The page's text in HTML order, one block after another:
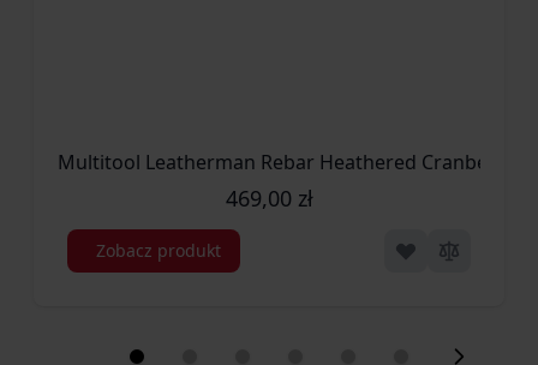
469,00 zł
Zobacz produkt